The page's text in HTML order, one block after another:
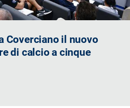
Coverciano il nuovo
di calcio a cinque